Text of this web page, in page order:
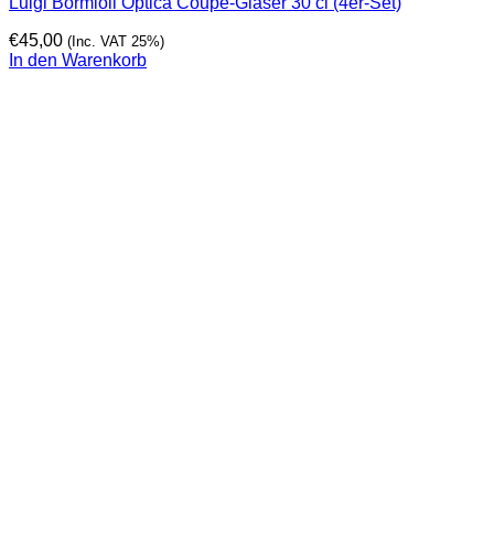
€45,00 (Inc. VAT 25%)
In den Warenkorb